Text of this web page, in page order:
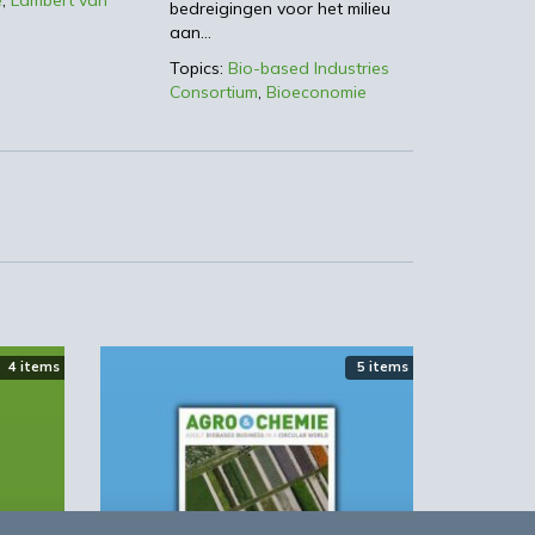
bedreigingen voor het milieu
aan…
Topics: Bio-based Industries
Consortium, Bioeconomie
4 items 5 items